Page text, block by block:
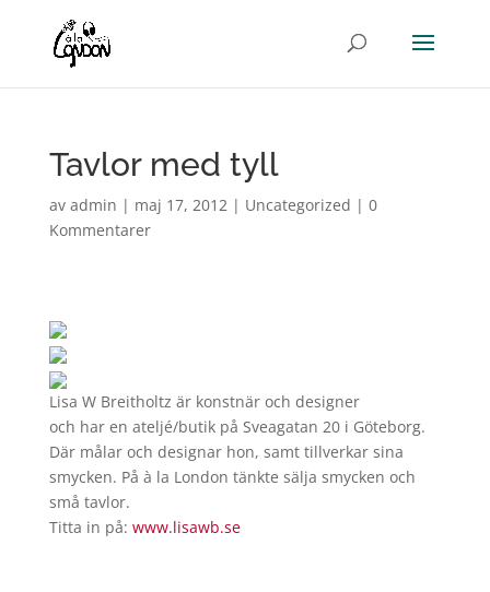
Tavlor med tyll
av admin | maj 17, 2012| Uncategorized | 0
Kommentarer
Lisa W Breitholtz är konstnär och designer
och har en ateljé/butik på Sveagatan 20 i Göteborg.
Där målar och designar hon, samt tillverkar sina
smycken. På à la London tänkte sälja smycken och
små tavlor.
Titta in på: www.lisawb.se